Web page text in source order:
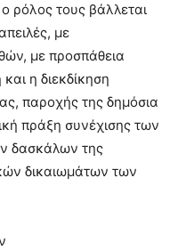
ο ρόλος τους βάλλεται
με
με προσπάθεια
η διεκδίκηση
παροχής της δημόσια
πράξη συνέχισης των
δασκάλων της
δικαιωμάτων των